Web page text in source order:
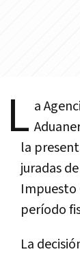
L a
la
juradas
Impuesto
período
La